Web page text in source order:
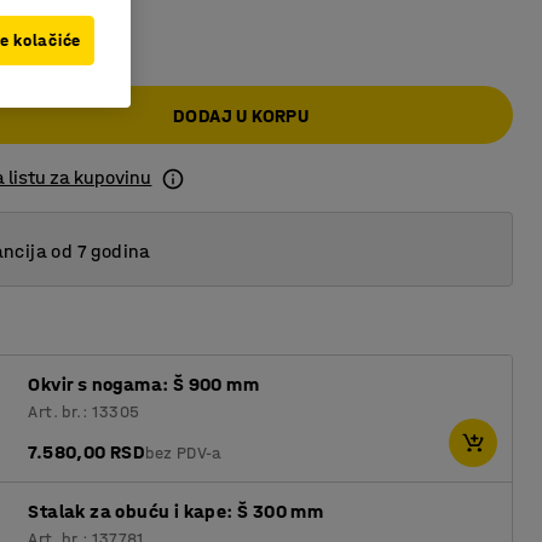
4
RSD
DODAJ U KORPU
listu za kupovinu
od 7 godina
Okvir s nogama: Š 900 mm
Art. br.: 13305
7.580,00 RSDbez PDV-a
Stalak za obuću i kape: Š 300 mm
kolačiće